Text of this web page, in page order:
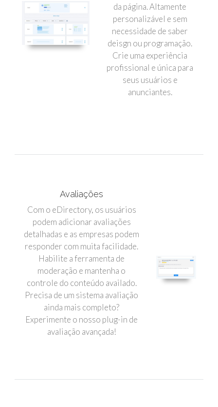
da página. Altamente
personalizável e sem
necessidade de saber
deisgn ou programação.
Crie uma experiência
profissional e única para
seus usuários e
anunciantes.
Avaliações
Com o eDirectory, os usuários
podem adicionar avaliações
detalhadas e as empresas podem
responder com muita facilidade.
Habilite a ferramenta de
moderação e mantenha o
controle do conteúdo availado.
Precisa de um sistema avaliação
ainda mais completo?
Experimente o nosso plug-in de
avaliação avançada!